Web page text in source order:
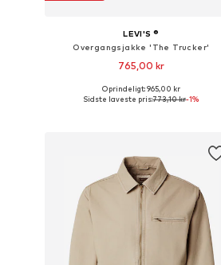
LEVI'S ®
Overgangsjakke 'The Trucker'
765,00 kr
+3
Tilgængelige størrelser: S, M, L, XL, XXL
Oprindeligt: 965,00 kr
Sidste laveste pris:773,10 kr-1%